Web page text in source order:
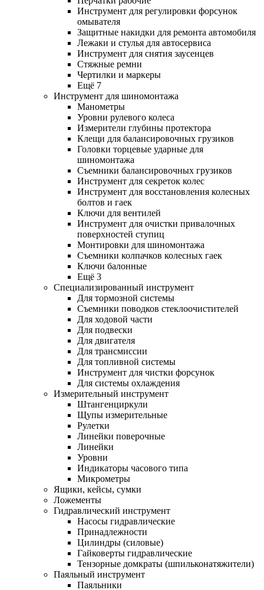
Инструмент для регулировки форсунок
омывателя
Защитные накидки для ремонта автомобиля
Лежаки и стулья для автосервиса
Инструмент для снятия заусенцев
Стяжные ремни
Чертилки и маркеры
Ещё 7
Инструмент для шиномонтажа
Манометры
Уровни рулевого колеса
Измерители глубины протектора
Клещи для балансировочных грузиков
Головки торцевые ударные для
шиномонтажа
Съемники балансировочных грузиков
Инструмент для секреток колес
Инструмент для восстановления колесных
болтов и гаек
Ключи для вентилей
Инструмент для очистки привалочных
поверхностей ступиц
Монтировки для шиномонтажа
Съемники колпачков колесных гаек
Ключи балонные
Ещё 3
Специализированный инструмент
Для тормозной системы
Съемники поводков стеклоочистителей
Для ходовой части
Для подвески
Для двигателя
Для трансмиссии
Для топливной системы
Инструмент для чистки форсунок
Для системы охлаждения
Измерительный инструмент
Штангенциркули
Щупы измерительные
Рулетки
Линейки поверочные
Линейки
Уровни
Индикаторы часового типа
Микрометры
Ящики, кейсы, сумки
Ложементы
Гидравлический инструмент
Насосы гидравлические
Принадлежности
Цилиндры (силовые)
Гайковерты гидравлические
Тензорные домкраты (шпильконатяжители)
Паяльный инструмент
Паяльники